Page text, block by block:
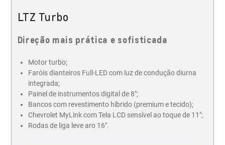
LTZ Turbo
Direção mais prática e sofisticada
Motor turbo;
Faróis dianteiros Full-LED com luz de condução diurna
integrada;
Painel de instrumentos digital de 8";
Bancos com revestimento híbrido (premium e tecido);
Chevrolet MyLink com Tela LCD sensível ao toque de 11";
Rodas de liga leve aro 16".